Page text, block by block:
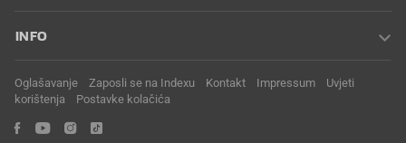
INFO
Oglašavanje Zaposli se na Indexu Kontakt Impressum
Uvjeti
korištenja
Postavke kolačića